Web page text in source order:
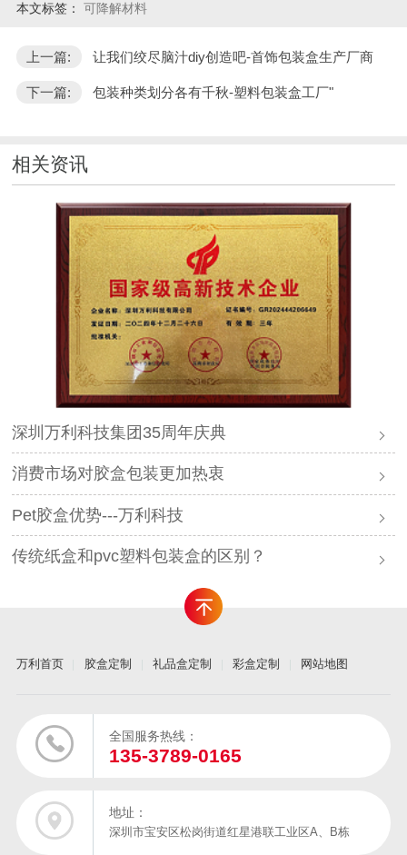
本文标签： 可降解材料
上一篇: 让我们绞尽脑汁diy创造吧-首饰包装盒生产厂商
下一篇: 包装种类划分各有千秋-塑料包装盒工厂"
相关资讯
深圳万利科技集团35周年庆典
消费市场对胶盒包装更加热衷
Pet胶盒优势---万利科技
传统纸盒和pvc塑料包装盒的区别？
万利首页 胶盒定制 礼品盒定制 彩盒定制 网站地图
全国服务热线：
135-3789-0165
地址：
深圳市宝安区松岗街道红星港联工业区A、B栋